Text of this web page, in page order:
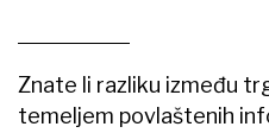
Znate li razliku između
temeljem povlaštenih